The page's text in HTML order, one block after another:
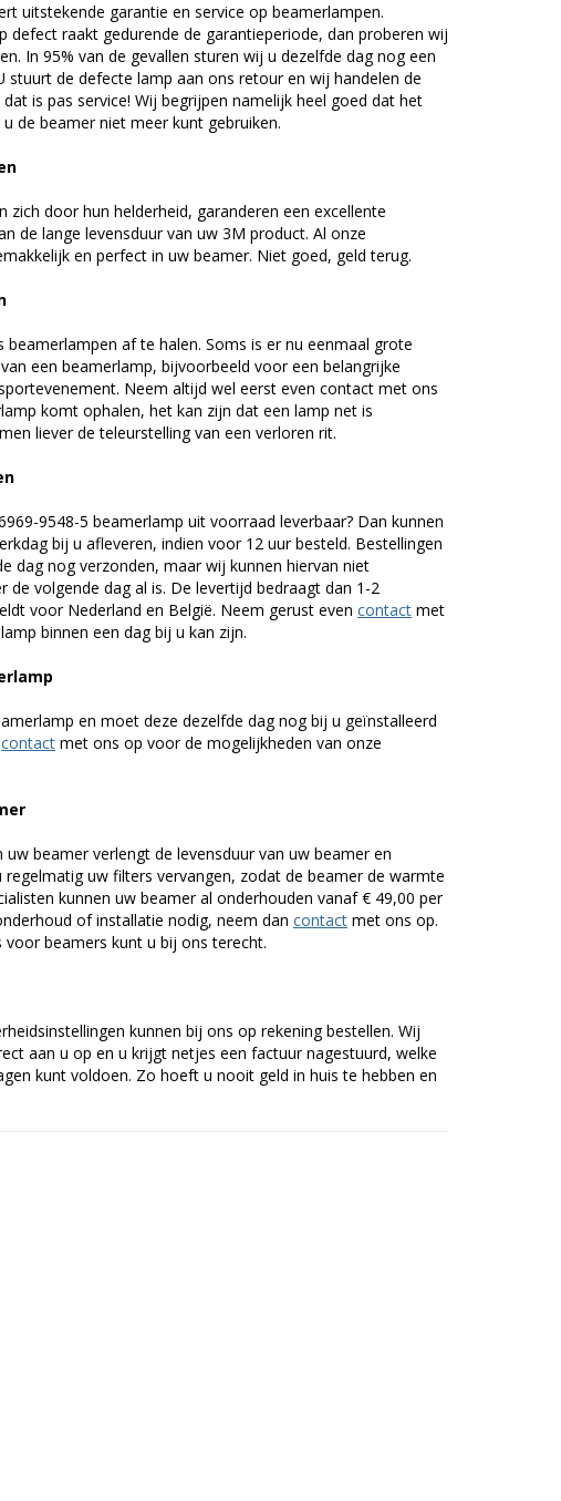
uitstekende garantie en service op beamerlampen.
defect raakt gedurende de garantieperiode, dan proberen wij
In 95% van de gevallen sturen wij u dezelfde dag nog een
stuurt de defecte lamp aan ons retour en wij handelen de
is pas service! Wij begrijpen namelijk heel goed dat het
de beamer niet meer kunt gebruiken.
zich door hun helderheid, garanderen een excellente
de lange levensduur van uw 3M product. Al onze
en perfect in uw beamer. Niet goed, geld terug.
af te halen. Soms is er nu eenmaal grote
een beamerlamp, bijvoorbeeld voor een belangrijke
Neem altijd wel eerst even contact met ons
komt ophalen, het kan zijn dat een lamp net is
liever de teleurstelling van een verloren rit.
9548-5 beamerlamp uit voorraad leverbaar? Dan kunnen
bij u afleveren, indien voor 12 uur besteld. Bestellingen
dag nog verzonden, maar wij kunnen hiervan niet
de volgende dag al is. De levertijd bedraagt dan 1-2
voor Nederland en België. Neem gerust even contact met
binnen een dag bij u kan zijn.
en moet deze dezelfde dag nog bij u geïnstalleerd
contact met ons op voor de mogelijkheden van onze
uw beamer verlengt de levensduur van uw beamer en
uw filters vervangen, zodat de beamer de warmte
kunnen uw beamer al onderhouden vanaf € 49,00 per
of installatie nodig, neem dan contact met ons op.
beamers kunt u bij ons terecht.
kunnen bij ons op rekening bestellen. Wij
aan u op en u krijgt netjes een factuur nagestuurd, welke
kunt voldoen. Zo hoeft u nooit geld in huis te hebben en